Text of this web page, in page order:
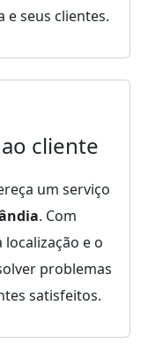
seus clientes.
cliente
um serviço
. Com
e o
problemas
satisfeitos.